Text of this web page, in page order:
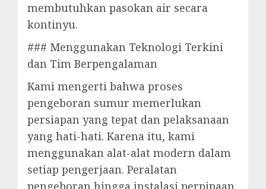
membutuhkan pasokan air secara
kontinyu.
### Menggunakan Teknologi Terkini
dan Tim Berpengalaman
Kami mengerti bahwa proses
pengeboran sumur memerlukan
persiapan yang tepat dan pelaksanaan
yang hati-hati. Karena itu, kami
menggunakan alat-alat modern dalam
setiap pengerjaan. Peralatan
pengeboran hingga instalasi perpipaan,